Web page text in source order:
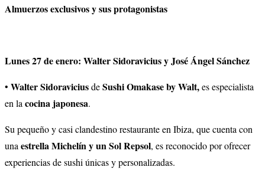
Almuerzos exclusivos y sus protagonistas
Lunes 27 de enero: Walter Sidoravicius y José Ángel Sánchez
• Walter SidoraviciusdeSushiOmakase by Walt,es especialista
en la cocina japonesa.
Su pequeño y casi clandestino restaurante en Ibiza, que cuenta con
una estrella Michelín y un Sol Repsol, es reconocido por ofrecer
experiencias de sushi únicas y personalizadas.